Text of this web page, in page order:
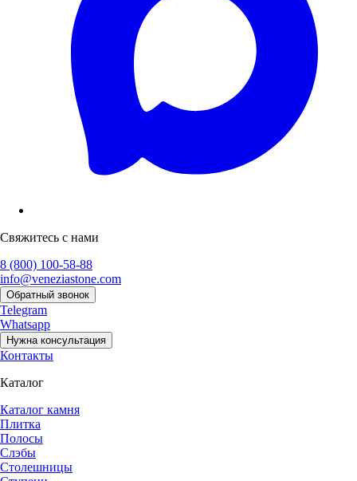
Свяжитесь с нами
8 (800) 100-58-88
info@veneziastone.com
Обратный звонок
Telegram
Whatsapp
Нужна консультация
Контакты
Каталог
Каталог камня
Плитка
Полосы
Слэбы
Столешницы